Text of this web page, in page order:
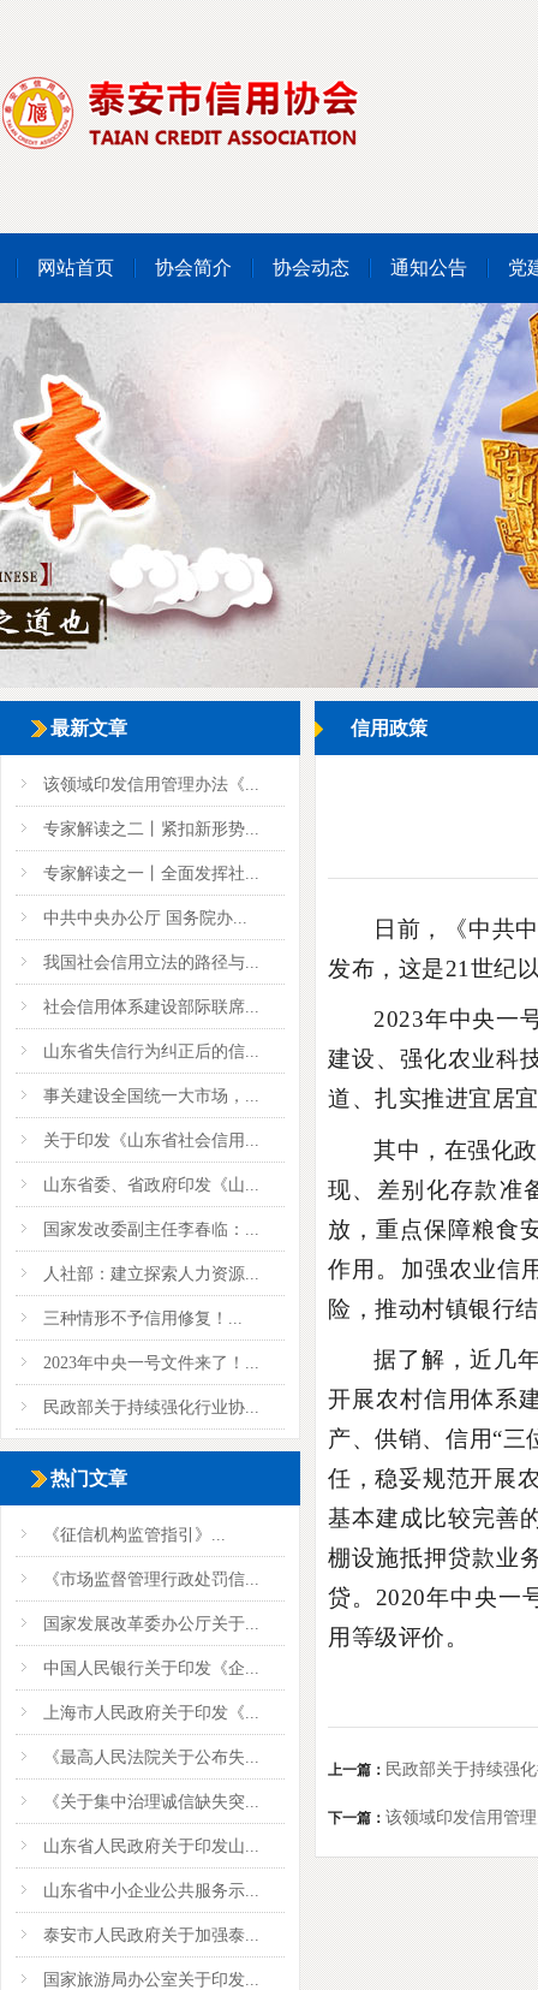
网站首页 协会简介 协会动态 通知公告 党
最新文章
该领域印发信用管理办法《...
专家解读之二丨紧扣新形势...
专家解读之一丨全面发挥社...
中共中央办公厅 国务院办...
我国社会信用立法的路径与...
社会信用体系建设部际联席...
山东省失信行为纠正后的信...
事关建设全国统一大市场，...
关于印发《山东省社会信用...
山东省委、省政府印发《山...
国家发改委副主任李春临：...
人社部：建立探索人力资源...
三种情形不予信用修复！...
2023年中央一号文件来了！...
民政部关于持续强化行业协...
热门文章
《征信机构监管指引》...
《市场监督管理行政处罚信...
国家发展改革委办公厅关于...
中国人民银行关于印发《企...
上海市人民政府关于印发《...
《最高人民法院关于公布失...
《关于集中治理诚信缺失突...
山东省人民政府关于印发山...
山东省中小企业公共服务示...
泰安市人民政府关于加强泰...
国家旅游局办公室关于印发...
信用政策
日前，《中共
发布，这是21世纪
2023年中央一
建设、强化农业科
道、扎实推进宜居
其中，在强化
现、差别化存款准
放，重点保障粮食
作用。加强农业信
险，推动村镇银行
据了解，近几
开展农村信用体系
产、供销、信用“三
任，稳妥规范开展
基本建成比较完善
棚设施抵押贷款业
贷。2020年中央一
用等级评价。
上一篇： 民政部关于持续强
下一篇： 该领域印发信用管